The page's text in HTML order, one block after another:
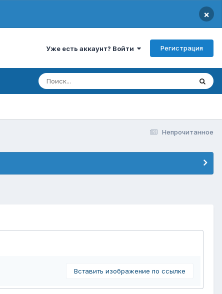
×
Уже есть аккаунт? Войти Регистрация
Непрочитанное
Вставить изображение по ссылке